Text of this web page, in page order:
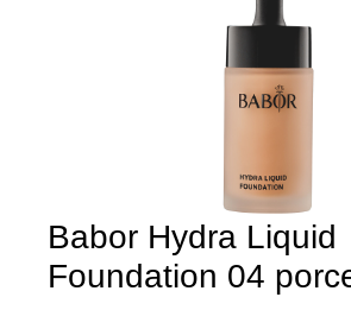
Babor Hydra Liquid
Foundation 04